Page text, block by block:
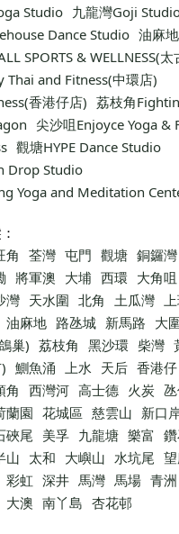
Studio 九龍灣Goji
Dance Studio 油麻
SPORTS & WELLNESS(太
Thai and Fitness(中環店)
香港仔店) 荔枝角
尖沙咀Enjoyce Yoga &
觀塘HYPE Dance Studio
Drop Studio
Yoga and Meditation
角 荃灣 屯門 觀塘 銅鑼灣
將軍澳 大埔 西環 大角咀
灣 天水圍 北角 土瓜灣
油麻地 路氹城 新馬路 大
巢) 荔枝角 黑沙環 柴灣
鰂魚涌 上水 天后 香港仔
角 西灣河 高士德 火炭
蘭園 花城區 慈雲山 新口
硤尾 美孚 九龍塘 樂富
山 太和 大嶼山 水坑尾
彩虹 深井 馬灣 馬場 青洲
大澳 南丫島 杏花邨